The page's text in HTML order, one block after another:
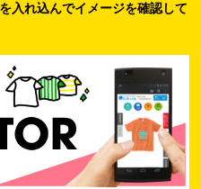
入れ込んでイメージを確認して